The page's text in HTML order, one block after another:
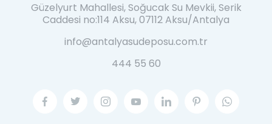
Güzelyurt Mahallesi, Soğucak Su Mevkii, Serik
Caddesi no:114 Aksu, 07112 Aksu/Antalya
info@antalyasudeposu.com.tr
444 55 60